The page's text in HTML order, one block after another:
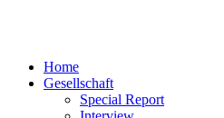
Home
Gesellschaft
Special Report